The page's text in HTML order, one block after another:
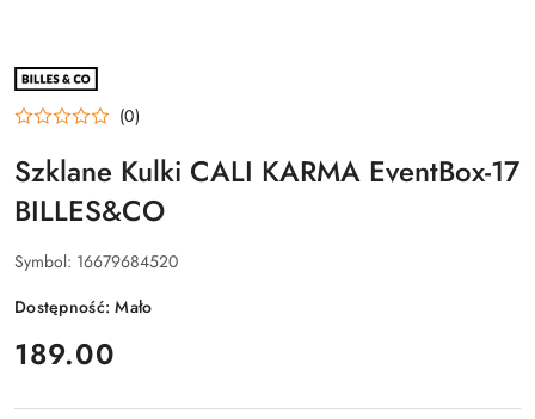
NAZWA
PRODUCENTA:
BILLES
& (0)
Szklane Kulki CALI KARMA EventBox-17
BILLES&CO
Symbol: 16679684520
Dostępność:Mało
cena:
189.00